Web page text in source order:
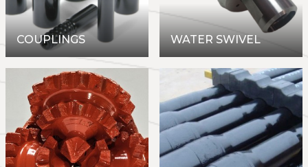
COUPLINGS WATER SWIVEL